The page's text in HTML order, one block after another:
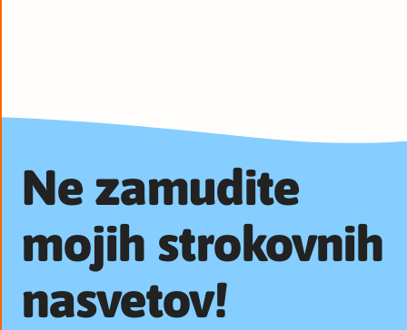
Ne zamudite
mojih strokovnih
nasvetov!